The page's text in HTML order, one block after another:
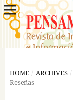
HOME / ARCHIVES /
Reseñas